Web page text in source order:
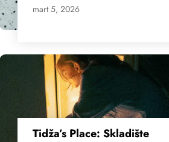
mart 5, 2026
Tidža’s Place: Skladište